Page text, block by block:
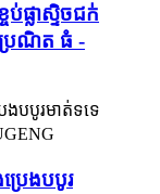
ផ្លាស្ទិចជក់
រណិត ធំ -
េងបបូរ